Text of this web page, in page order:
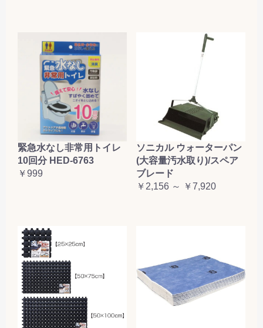
緊急水なし非常用トイレ
10回分 HED-6763
￥999
ソニカル ウォーターパン
(大容量汚水取り)/スペア
ブレード
￥2,156 ～ ￥7,920